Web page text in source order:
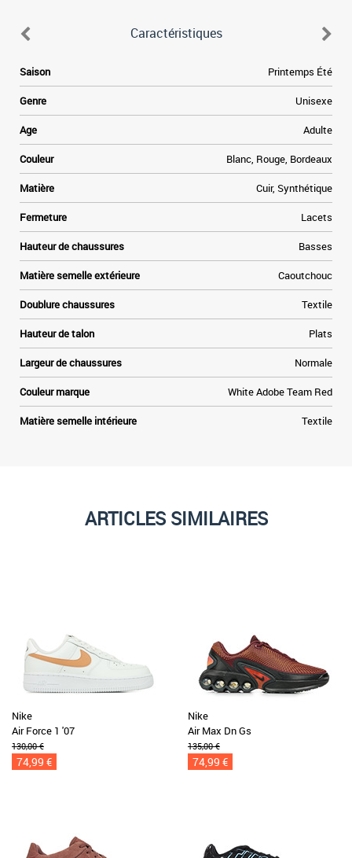
Caractéristiques
Saison Printemps Été
Genre Unisexe
Age Adulte
Couleur Blanc, Rouge, Bordeaux
Matière Cuir, Synthétique
Fermeture Lacets
Hauteur de chaussures Basses
Matière semelle extérieure Caoutchouc
Doublure chaussures Textile
Hauteur de talon Plats
Largeur de chaussures Normale
Couleur marque White Adobe Team Red
Matière semelle intérieure Textile
ARTICLES SIMILAIRES
Nike
Air Force 1 '07
130,00 €
74,99 €
Nike
Air Max Dn Gs
135,00 €
74,99 €